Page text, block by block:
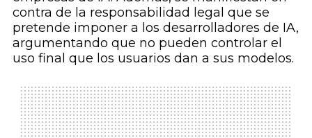
contra de la responsabilidad legal que se
pretende imponer a los desarrolladores de IA,
argumentando que no pueden controlar el
uso final que los usuarios dan a sus modelos.